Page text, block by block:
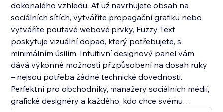
dokonalého vzhledu. Ať už navrhujete obsah na
sociálních sítích, vytváříte propagační grafiku nebo
vytváříte poutavé webové prvky, Fuzzy Text
poskytuje vizuální dopad, který potřebujete, s
minimálním úsilím. Intuitivní designový panel vám
dává výkonné možnosti přizpůsobení na dosah ruky
– nejsou potřeba žádné technické dovednosti.
Perfektní pro obchodníky, manažery sociálních médií,
grafické designéry a každého, kdo chce svému